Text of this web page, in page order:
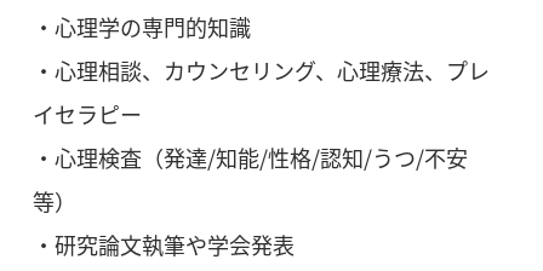
・心理学の専門的知識
・心理相談、カウンセリング、心理療法、プレ
イセラピー
・心理検査（発達/知能/性格/認知/うつ/不安
等）
・研究論文執筆や学会発表